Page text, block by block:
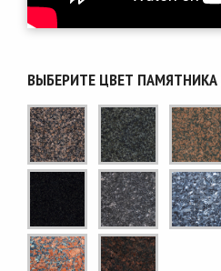
ВЫБЕРИТЕ ЦВЕТ ПАМЯТНИКА